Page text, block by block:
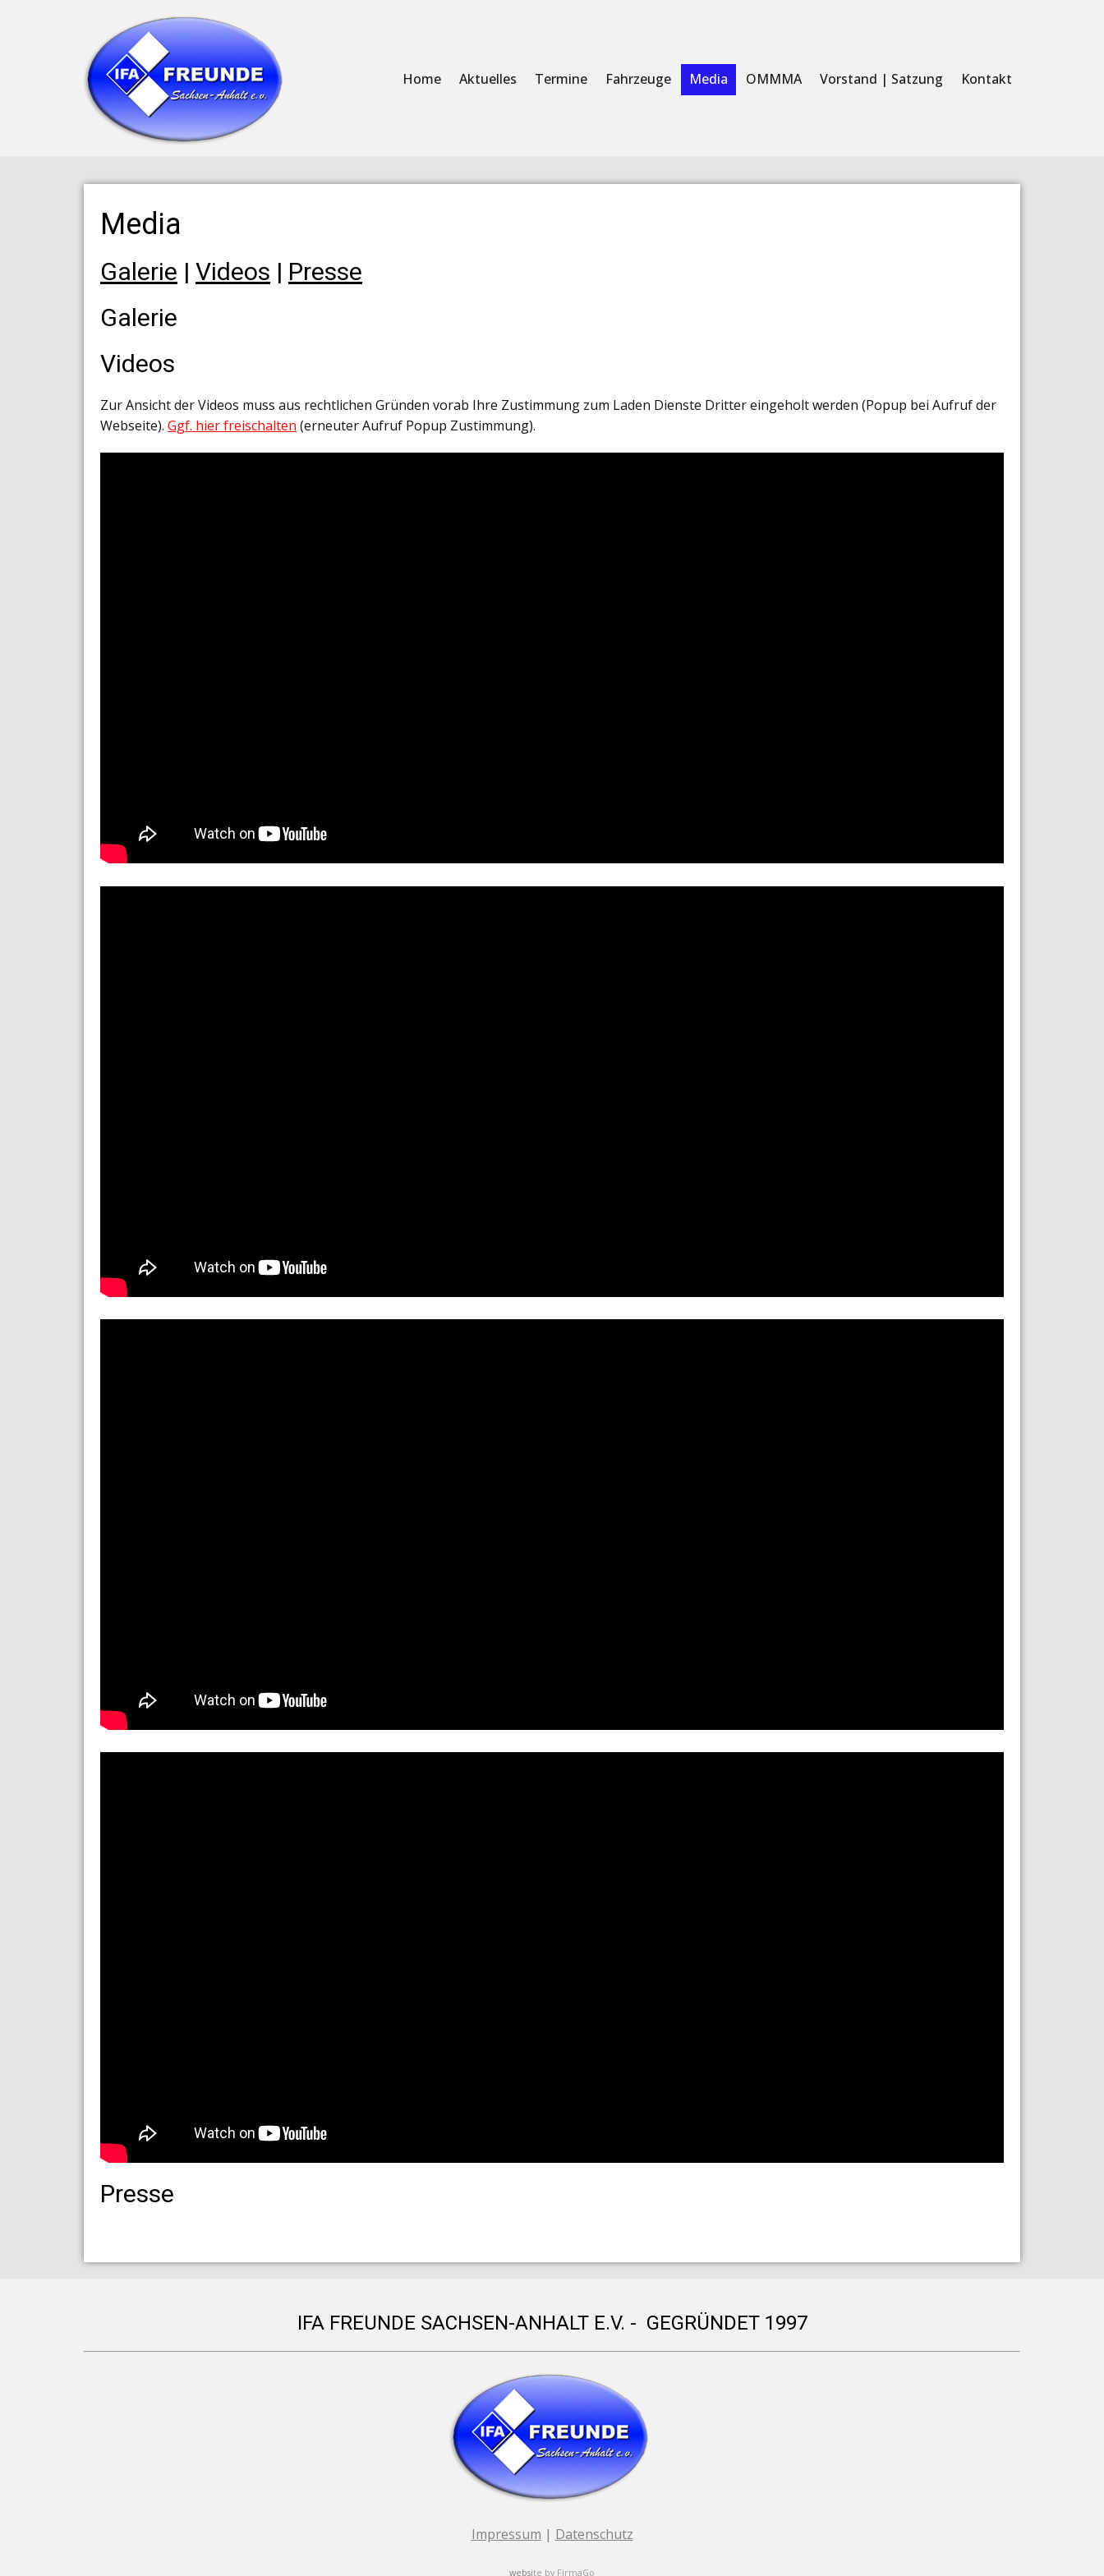
Home Aktuelles Termine Fahrzeuge Media OMMMA Vorstand | Satzung Kontakt
Media
Galerie | Videos | Presse
Galerie
Videos
Zur Ansicht der Videos muss aus rechtlichen Gründen vorab Ihre Zustimmung zum Laden Dienste Dritter eingeholt werden (Popup bei Aufruf der
Webseite). Ggf. hier freischalten (erneuter Aufruf Popup Zustimmung).
Presse
IFA FREUNDE SACHSEN-ANHALT E.V. - GEGRÜNDET 1997
Impressum | Datenschutz
website by FirmaGo